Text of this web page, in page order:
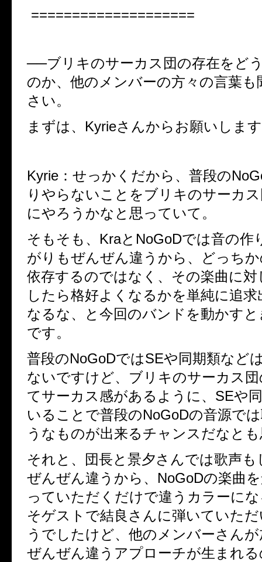
====================
──ブリキのサーカス団の存在をど
のか、他のメンバーの方々の言葉
さい。
まずは、Kyrieさんからお願いしま
Kyrie：せっかくだから、普段の
りやらないことをブリキのサーカ
にやろうかなと思っていて。
そもそも、KraとNoGoDでは音の作
がりもぜんぜん違うから、どっち
依存するのではなく、その楽曲に
したら格好よくなるかを単純に追
なるな、と今回のバンドを動かす
です。
普段のNoGoDではSEや同期類など
ないですけど、ブリキのサーカス
てサーカス感があるように、SEや
いることで普段のNoGoDの音源で
うなものが出来るチャンスだなと
それと、団長と景夕さんでは歌声
ぜんぜん違うから、NoGoDの楽曲
っていただくだけで違うカラーに
そゲストで結良さんに弾いていた
うでしたけど、他のメンバーさん
ぜんぜん違うアプローチが生まれ